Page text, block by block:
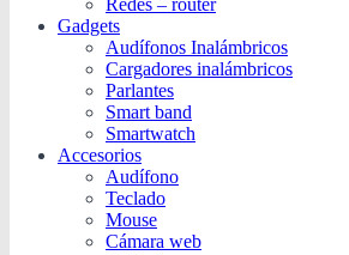
Gadgets
Audífonos Inalámbricos
Cargadores inalámbricos
Parlantes
Smart band
Smartwatch
Accesorios
Audífono
Teclado
Mouse
Cámara web